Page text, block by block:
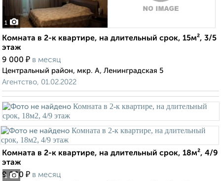
1
Комната в 2-к квартире, на длительный срок, 15м², 3/5
этаж
9 000 ₽ в месяц
Центральный район, мкр. А, Ленинградская 5
Агентство, 01.02.2022
1
Комната в 2-к квартире, на длительный срок, 18м², 4/9
этаж
9 000 ₽ в месяц